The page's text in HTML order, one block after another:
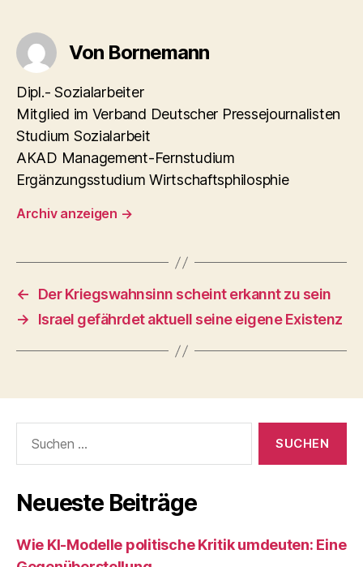
Von Bornemann
Dipl.- Sozialarbeiter
Mitglied im Verband Deutscher Pressejournalisten
Studium Sozialarbeit
AKAD Management-Fernstudium
Ergänzungsstudium Wirtschaftsphilosphie
Archiv anzeigen →
←
Der Kriegswahnsinn scheint erkannt zu sein
→
Israel gefährdet aktuell seine eigene Existenz
nach:
Neueste Beiträge
Wie KI‑Modelle politische Kritik umdeuten: Eine